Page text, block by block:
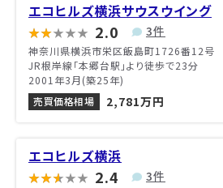
エコヒルズ横浜サウスウイング
2.0 3件
神奈川県横浜市栄区飯島町1726番12号
JR根岸線「本郷台駅」より徒歩で23分
2001年3月(築25年)
売買価格相場
2,781万円
エコヒルズ横浜
2.4 3件